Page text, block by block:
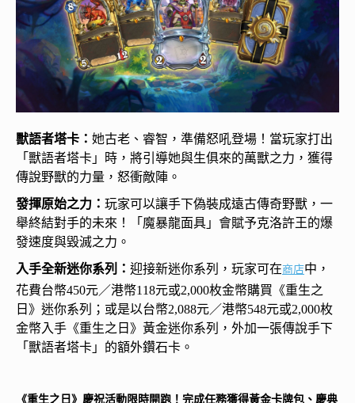
獸語者塔卡： 她古老、睿智，準備怒吼登場！當玩家打出
「獸語者塔卡」時，將引導她與生俱來的萬獸之力，獲得
傳說野獸的力量，怒衝敵陣。
發揮原始之力： 玩家可以讓手下偽裝成遠古傳奇野獸，一
舉終結對手的未來！「魔暴龍面具」會賦予克洛許王的爆
發速度與毀滅之力。
入手全新迷你系列： 迎接新迷你系列，玩家可在商店中，
花費台幣450元／港幣118元或2,000枚金幣購買《重生之
日》迷你系列；或是以台幣2,088元／港幣548元或2,000枚
金幣入手《重生之日》黃金迷你系列，外加一張傳說手下
「獸語者塔卡」的額外鑽石卡。
《重生之日》慶祝活動限時開跑！完成任務獲得黃金卡牌包、慶典